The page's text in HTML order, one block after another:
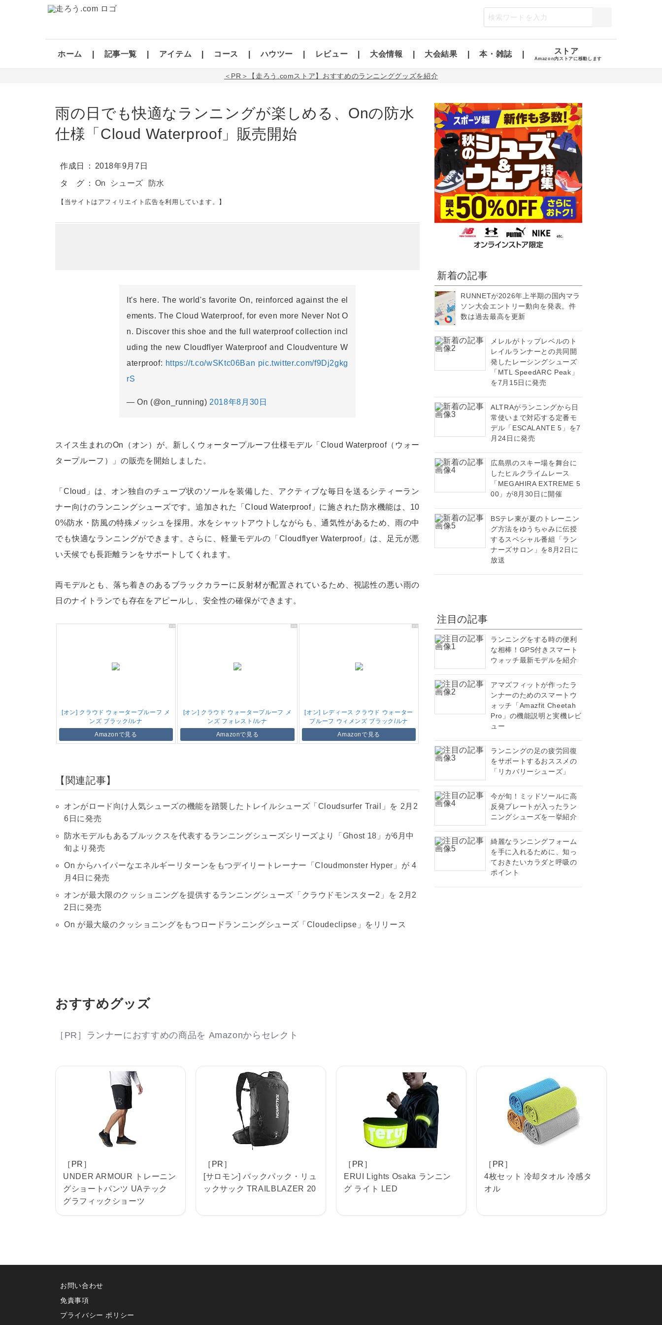
ホーム 記事一覧 アイテム コース ハウツー レビュー 大会情報 大会結果 本・雑誌 ストア
Amazon内ストアに移動します
＜PR＞【走ろう.comストア】おすすめのランニンググッズを紹介
雨の日でも快適なランニングが楽しめる、Onの防水
仕様「Cloud Waterproof」販売開始
作成日 2018年9月7日
タ グ On シューズ 防水
【当サイトはアフィリエイト広告を利用しています。】
It's here. The world's favorite On, reinforced against the el
ements. The Cloud Waterproof, for even more Never Not O
n. Discover this shoe and the full waterproof collection incl
uding the new Cloudflyer Waterproof and Cloudventure W
aterproof: https://t.co/wSKtc06Ban pic.twitter.com/f9Dj2gkg
rS
— On (@on_running) 2018年8月30日
スイス生まれのOn（オン）が、新しくウォータープルーフ仕様モデル「Cloud Waterproof（ウォー
タープルーフ）」の販売を開始しました。
「Cloud」は、オン独自のチューブ状のソールを装備した、アクティブな毎日を送るシティーラン
ナー向けのランニングシューズです。追加された「Cloud Waterproof」に施された防水機能は、10
0%防水・防風の特殊メッシュを採用。水をシャットアウトしながらも、通気性があるため、雨の中
でも快適なランニングができます。さらに、軽量モデルの「Cloudflyer Waterproof」は、足元が悪
い天候でも長距離ランをサポートしてくれます。
両モデルとも、落ち着きのあるブラックカラーに反射材が配置されているため、視認性の悪い雨の
日のナイトランでも存在をアピールし、安全性の確保ができます。
[オン] クラウド ウォータープルーフ メ
ンズ ブラック/ルナ
Amazonで見る
[オン] クラウド ウォータープルーフ メ
ンズ フォレスト/ルナ
Amazonで見る
[オン] レディース クラウド ウォーター
プルーフ ウィメンズ ブラック/ルナ
Amazonで見る
関連記事
オンがロード向け人気シューズの機能を踏襲したトレイルシューズ「Cloudsurfer Trail」を 2月2
6日に発売
防水モデルもあるブルックスを代表するランニングシューズシリーズより「Ghost 18」が6月中
旬より発売
On からハイパーなエネルギーリターンをもつデイリートレーナー「Cloudmonster Hyper」が 4
月4日に発売
オンが最大限のクッショニングを提供するランニングシューズ「クラウドモンスター2」を 2月2
2日に発売
On が最大級のクッショニングをもつロードランニングシューズ「Cloudeclipse」をリリース
新着の記事
RUNNETが2026年上半期の国内マラ
ソン大会エントリー動向を発表。件
数は過去最高を更新
メレルがトップレベルのト
レイルランナーとの共同開
発したレーシングシューズ
「MTL SpeedARC Peak」
を7月15日に発売
ALTRAがランニングから日
常使いまで対応する定番モ
デル「ESCALANTE 5」を7
月24日に発売
広島県のスキー場を舞台に
したヒルクライムレース
「MEGAHIRA EXTREME 5
00」が8月30日に開催
BSテレ東が夏のトレーニン
グ方法をゆうちゃみに伝授
するスペシャル番組「ラン
ナーズサロン」を8月2日に
放送
注目の記事
ランニングをする時の便利
な相棒！GPS付きスマート
ウォッチ最新モデルを紹介
アマズフィットが作ったラ
ンナーのためのスマートウ
ォッチ「Amazfit Cheetah
Pro」の機能説明と実機レビ
ュー
ランニングの足の疲労回復
をサポートするおススメの
「リカバリーシューズ」
今が旬！ミッドソールに高
反発プレートが入ったラン
ニングシューズを一挙紹介
綺麗なランニングフォーム
を手に入れるために、知っ
ておきたいカラダと呼吸の
ポイント
おすすめグッズ
［PR］ランナーにおすすめの商品を Amazonからセレクト
［PR］
UNDER ARMOUR トレーニン
グショートパンツ UAテック
グラフィックショーツ
［PR］
[サロモン] バックパック・リュ
ックサック TRAILBLAZER 20
［PR］
ERUI Lights Osaka ランニン
グ ライト LED
［PR］
4枚セット 冷却タオル 冷感タ
オル
お問い合わせ
免責事項
プライバシー ポリシー